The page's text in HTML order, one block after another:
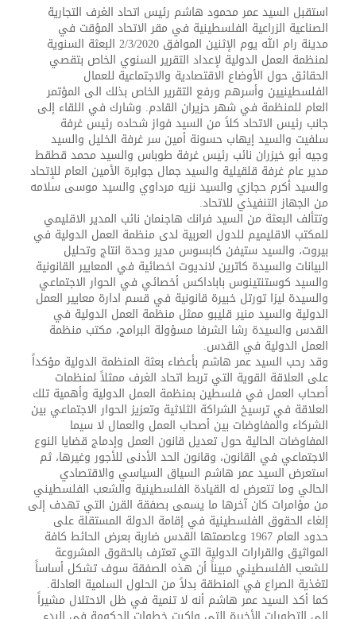
استقبل السيد عمر محمود هاشم رئيس اتحاد الغرف التجارية
الصناعية الزراعية الفلسطينية في مقر الاتحاد المؤقت في
مدينة رام الله يوم الإثنين الموافق 2/3/2020 البعثة السنوية
لمنظمة العمل الدولية لإعداد التقرير السنوي الخاص بتقصي
الحقائق حول الأوضاع الاقتصادية والاجتماعية للعمال
الفلسطينيين وأسرهم ورفع التقرير الخاص بذلك الى المؤتمر
العام للمنظمة في شهر حزيران القادم. وشارك في اللقاء إلى
جانب رئيس الاتحاد كلاً من السيد فواز شحاده رئيس غرفة
سلفيت والسيد إيهاب حسونة أمين سر غرفة الخليل والسيد
وجيه أبو خيزران نائب رئيس غرفة طوباس والسيد محمد قطقط
مدير عام غرفة قلقيلية والسيد جمال جوابرة الأمين العام للإتحاد
والسيد أكرم حجازي والسيد نزيه مرداوي والسيد موسى سلامه
من الجهاز التنفيذي للاتحاد.
وتتألف البعثة من السيد فرانك هاجنمان نائب المدير الاقليمي
للمكتب الاقليميم للدول العربية لدى منظمة العمل الدولية في
بيروت، والسيد ستيفن كابسوس مدير وحدة انتاج وتحليل
البيانات والسيدة كاترين لانديوت اخصائية في المعايير القانونية
والسيد كوستنتينوس باباداكس أخصائي في الحوار الاجتماعي
والسيدة ليزا تورتل خبيرة قانونية في قسم ادارة معايير العمل
الدولية والسيد منير قليبو ممثل منظمة العمل الدولية في
القدس والسيدة رشا الشرفا مسؤولة البرامج، مكتب منظمة
العمل الدولية في القدس.
وقد رحب السيد عمر هاشم بأعضاء بعثة المنظمة الدولية مؤكداً
على العلاقة القوية التي تربط اتحاد الغرف ممثلاً لمنظمات
أصحاب العمل في فلسطين بمنظمة العمل الدولية وأهمية تلك
العلاقة في ترسيخ الشراكة الثلاثية وتعزيز الحوار الاجتماعي بين
الشركاء والمفاوضات بين أصحاب العمل والعمال لا سيما
المفاوضات الحالية حول تعديل قانون العمل وإدماج قضايا النوع
الاجتماعي في القانون، وقانون الحد الأدنى للأجور وغيرها، ثم
استعرض السيد عمر هاشم السياق السياسي والاقتصادي
الحالي وما تتعرض له القيادة الفلسطينية والشعب الفلسطيني
من مؤامرات كان آخرها ما يسمى بصفقة القرن التي تهدف إلى
إلغاء الحقوق الفلسطينية في إقامة الدولة المستقلة على
حدود العام 1967 وعاصمتها القدس ضاربة بعرض الحائط كافة
المواثيق والقرارات الدولية التي تعترف بالحقوق المشروعة
للشعب الفلسطيني مبيناً أن هذه الصفقة سوف تشكل أساساً
لتغذية الصراع في المنطقة بدلاً من الحلول السلمية العادلة.
كما أكد السيد عمر هاشم أنه لا تنمية في ظل الاحتلال مشيراً